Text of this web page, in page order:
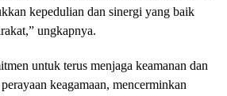
kepedulian dan sinergi yang baik
ungkapnya.
untuk terus menjaga keamanan dan
keagamaan, mencerminkan